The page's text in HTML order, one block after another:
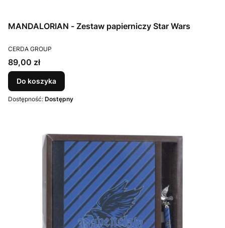
MANDALORIAN - Zestaw papierniczy Star Wars
PRODUCENT
CERDA GROUP
Cena
89,00 zł
Do koszyka
Dostępność: Dostępny